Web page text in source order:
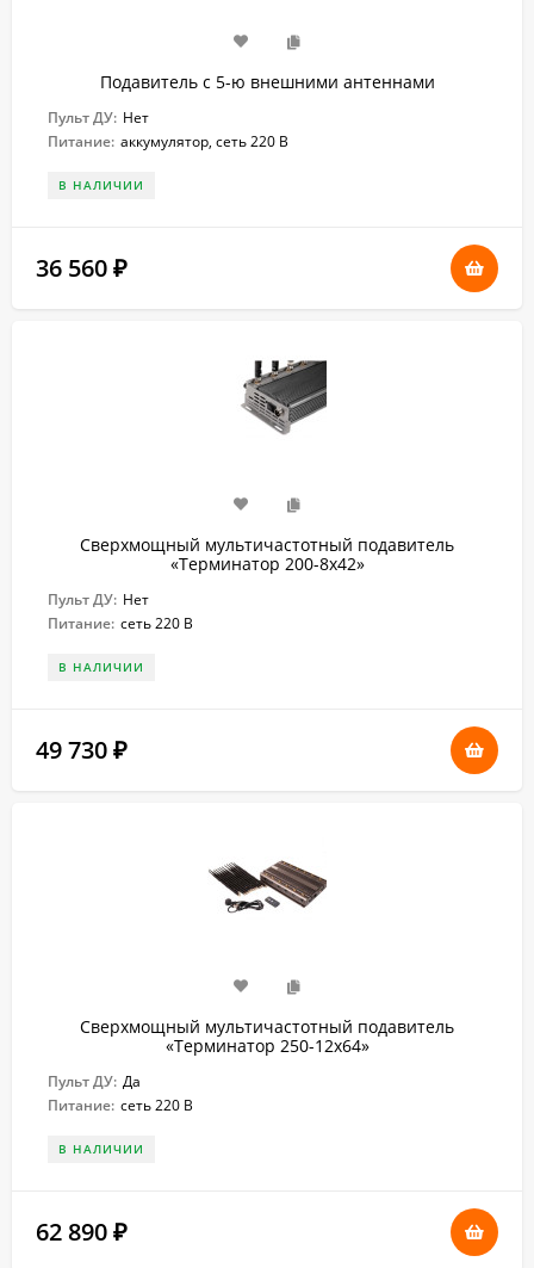
Подавитель с 5-ю внешними антеннами
Пульт ДУ: Нет
Питание: аккумулятор, сеть 220 В
В НАЛИЧИИ
36 560 ₽
Сверхмощный мультичастотный подавитель
«Терминатор 200-8х42»
Пульт ДУ: Нет
Питание: сеть 220 В
В НАЛИЧИИ
49 730 ₽
Сверхмощный мультичастотный подавитель
«Терминатор 250-12х64»
Пульт ДУ: Да
Питание: сеть 220 В
В НАЛИЧИИ
62 890 ₽